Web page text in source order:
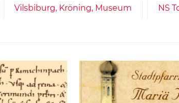
Vilsbiburg, Kröning, Museum NS